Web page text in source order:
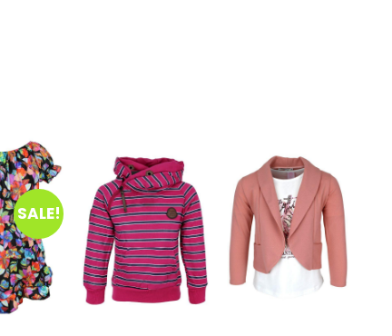
SALE!